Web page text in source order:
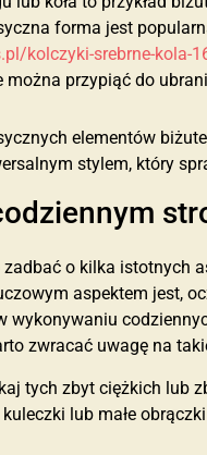
forma jest
kolczyki-srebrne-kola-
można przypiąć do
elementów
stylem, który
o kilka istotnych
aspektem jest,
zwracać uwagę na
tych zbyt ciężkich lub
lub małe